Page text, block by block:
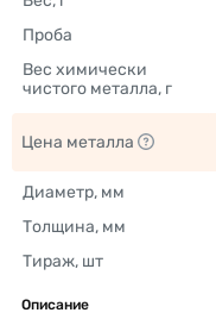
Проба
Вес химически
чистого металла, г
Цена металла
Диаметр, мм
Толщина, мм
Тираж, шт
Описание